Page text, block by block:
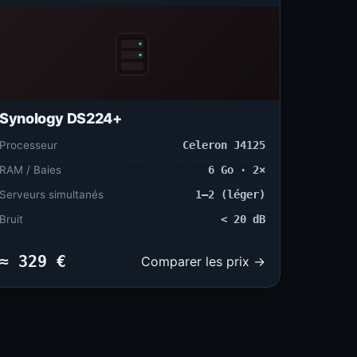
Synology DS224+
Processeur
Celeron J4125
RAM / Baies
6 Go · 2×
Serveurs simultanés
1–2 (léger)
Bruit
< 20 dB
≈ 329 € Comparer les prix →